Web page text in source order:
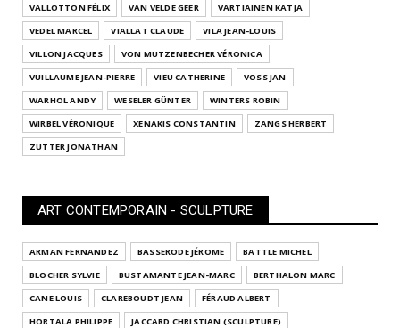
VALLOTTON FÉLIX
VAN VELDE GEER
VARTIAINEN KATJA
VEDEL MARCEL
VIALLAT CLAUDE
VILA JEAN-LOUIS
VILLON JACQUES
VON MUTZENBECHER VÉRONICA
VUILLAUME JEAN-PIERRE
VIEU CATHERINE
VOSS JAN
WARHOL ANDY
WESELER GÜNTER
WINTERS ROBIN
WIRBEL VÉRONIQUE
XENAKIS CONSTANTIN
ZANGS HERBERT
ZUTTER JONATHAN
ART CONTEMPORAIN - SCULPTURE
ARMAN FERNANDEZ BASSERODE JÉROME
BATTLE MICHEL
BLOCHER SYLVIE
BUSTAMANTE JEAN-MARC
BERTHALON MARC
CANE LOUIS
CLAREBOUDT JEAN
FÉRAUD ALBERT
HORTALA PHILIPPE
JACCARD CHRISTIAN (SCULPTURE)